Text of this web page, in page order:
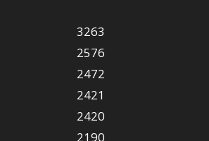
3263
2576
2472
2421
2420
2190